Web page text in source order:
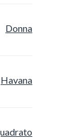
Donna
Havana